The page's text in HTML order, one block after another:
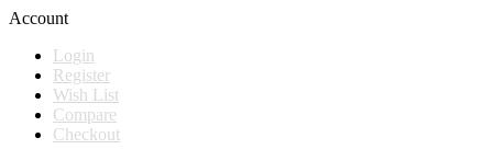
Account
Login
Register
Wish List
Compare
Checkout